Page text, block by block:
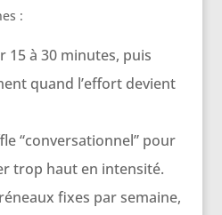
:
15 à 30 minutes, puis
quand l’effort devient
“conversationnel” pour
trop haut en intensité.
fixes par semaine,